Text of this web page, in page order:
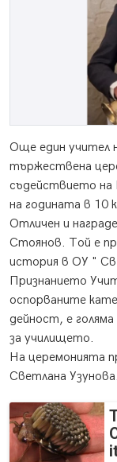
Още един учител
тържествена
съдействието
на годината в 10
Отличен и
Стоянов. Той е
история в ОУ "
Признанието
оспорваните
дейност, е
за училището.
На церемонията
Светлана Узунова.